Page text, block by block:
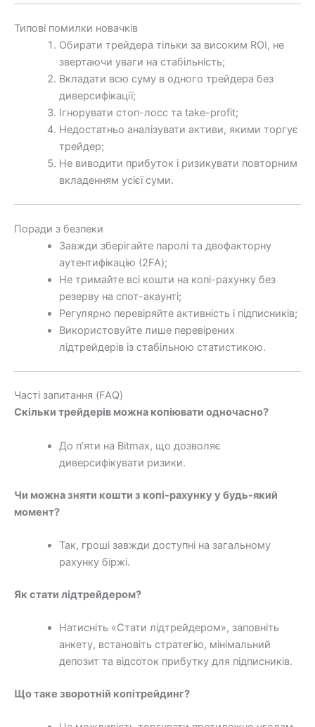
Типові помилки новачків
Обирати трейдера тільки за високим ROI, не
звертаючи уваги на стабільність;
Вкладати всю суму в одного трейдера без
диверсифікації;
Ігнорувати стоп-лосс та take-profit;
Недостатньо аналізувати активи, якими торгує
трейдер;
Не виводити прибуток і ризикувати повторним
вкладенням усієї суми.
Поради з безпеки
Завжди зберігайте паролі та двофакторну
аутентифікацію (2FA);
Не тримайте всі кошти на копі-рахунку без
резерву на спот-акаунті;
Регулярно перевіряйте активність і підписників;
Використовуйте лише перевірених
лідтрейдерів із стабільною статистикою.
Часті запитання (FAQ)
Скільки трейдерів можна копіювати одночасно?
До п’яти на Bitmax, що дозволяє
диверсифікувати ризики.
Чи можна зняти кошти з копі-рахунку у будь-який
момент?
Так, гроші завжди доступні на загальному
рахунку біржі.
Як стати лідтрейдером?
Натисніть «Стати лідтрейдером», заповніть
анкету, встановіть стратегію, мінімальний
депозит та відсоток прибутку для підписників.
Що таке зворотній копітрейдинг?